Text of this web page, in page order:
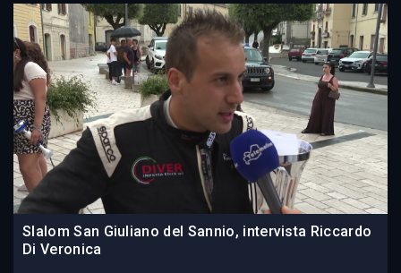
Slalom San Giuliano del Sannio, intervista Riccardo
Di Veronica